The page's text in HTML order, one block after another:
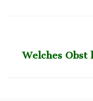
Welches Obst